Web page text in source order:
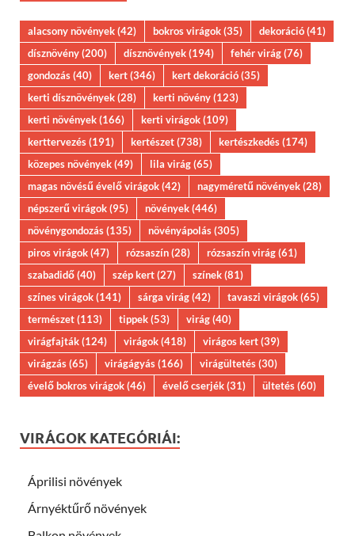
alacsony növények(42) bokros virágok(35) dekoráció(41)
dísznövény(200) dísznövények(194) fehér virág(76)
gondozás(40) kert(346) kert dekoráció(35)
kerti dísznövények(28) kerti növény(123)
kerti növények(166) kerti virágok(109)
kerttervezés(191) kertészet(738) kertészkedés(174)
közepes növények(49) lila virág(65)
magas növésű évelő virágok(42) nagyméretű növények(28)
népszerű virágok(95) növények(446)
növénygondozás(135) növényápolás(305)
piros virágok(47) rózsaszín(28) rózsaszín virág(61)
szabadidő(40) szép kert(27) színek(81)
színes virágok(141) sárga virág(42) tavaszi virágok(65)
természet(113) tippek(53) virág(40)
virágfajták(124) virágok(418) virágos kert(39)
virágzás(65) virágágyás(166) virágültetés(30)
évelő bokros virágok(46) évelő cserjék(31) ültetés(60)
VIRÁGOK KATEGÓRIÁI:
Áprilisi növények
Árnyéktűrő növények